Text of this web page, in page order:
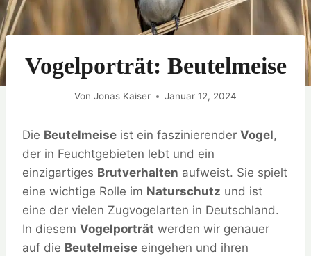
Vogelporträt: Beutelmeise
Von Jonas Kaiser Januar 12, 2024
Die Beutelmeise ist ein faszinierender Vogel,
der in Feuchtgebieten lebt und ein
einzigartiges Brutverhalten aufweist. Sie spielt
eine wichtige Rolle im Naturschutz und ist
eine der vielen Zugvogelarten in Deutschland.
In diesem Vogelporträt werden wir genauer
auf die Beutelmeise eingehen und ihren